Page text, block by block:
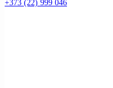
+373 (22) 999 046